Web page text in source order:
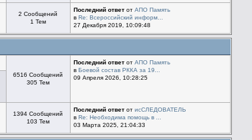
2 Сообщений
1 Тем
Последний ответот АПО Память
в Re: Всероссийский информ...
27 Декабря 2019, 10:09:48
6516 Сообщений
305 Тем
Последний ответот АПО Память
в Боевой состав РККА за 19...
09 Апреля 2026, 10:28:25
1394 Сообщений
103 Тем
Последний ответот исСЛЕДОВАТЕЛЬ
в Re: Необходима помощь в ...
03 Марта 2025, 21:04:33